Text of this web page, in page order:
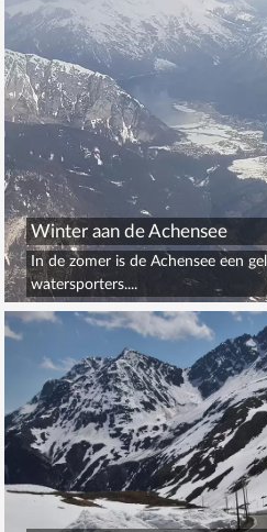
Winter aan de Achensee
In de zomer is de Achensee een
watersporters....